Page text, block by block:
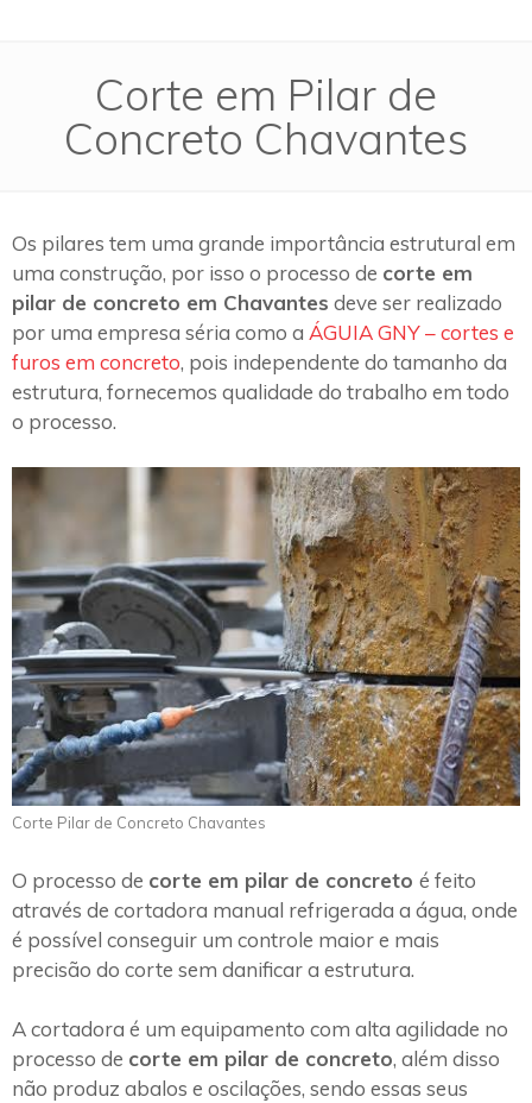
Corte em Pilar de
Concreto Chavantes
Os pilares tem uma grande importância estrutural em
uma construção, por isso o processo de corte em
pilar de concreto em Chavantes deve ser realizado
por uma empresa séria como a ÁGUIA GNY – cortes e
furos em concreto, pois independente do tamanho da
estrutura, fornecemos qualidade do trabalho em todo
o processo.
Corte Pilar de Concreto Chavantes
O processo de corte em pilar de concreto é feito
através de cortadora manual refrigerada a água, onde
é possível conseguir um controle maior e mais
precisão do corte sem danificar a estrutura.
A cortadora é um equipamento com alta agilidade no
processo de corte em pilar de concreto, além disso
não produz abalos e oscilações, sendo essas seus